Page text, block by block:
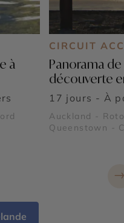
à
CIRCUIT
Panorama
découverte
17 jours - À
Auckland -
Queenstown -
→